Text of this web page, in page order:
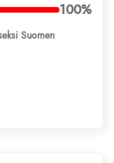
100%
Suomen